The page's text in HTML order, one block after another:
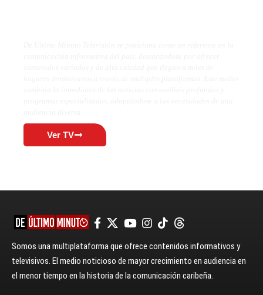
Ver TV
Somos una multiplataforma que ofrece contenidos informativos y
televisivos. El medio noticioso de mayor crecimiento en audiencia en
el menor tiempo en la historia de la comunicación caribeña.